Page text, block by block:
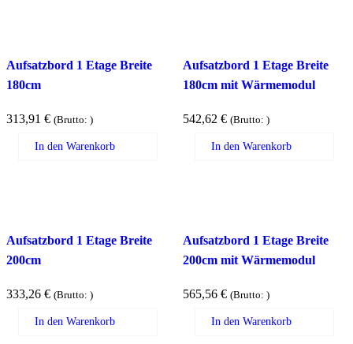
Aufsatzbord 1 Etage Breite
180cm
313,91 € (Brutto: )
In den Warenkorb
Aufsatzbord 1 Etage Breite
180cm mit Wärmemodul
542,62 € (Brutto: )
In den Warenkorb
Aufsatzbord 1 Etage Breite
200cm
333,26 € (Brutto: )
In den Warenkorb
Aufsatzbord 1 Etage Breite
200cm mit Wärmemodul
565,56 € (Brutto: )
In den Warenkorb